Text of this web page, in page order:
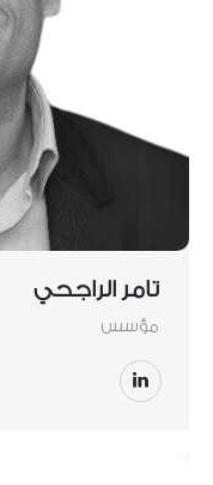
تامر الراجحي
مؤسس